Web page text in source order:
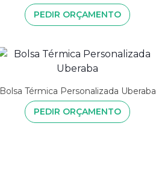
PEDIR ORÇAMENTO
Bolsa Térmica Personalizada Uberaba
PEDIR ORÇAMENTO